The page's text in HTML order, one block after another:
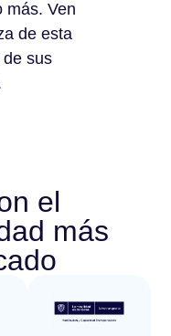
más. Ven
de esta
sus
el
más